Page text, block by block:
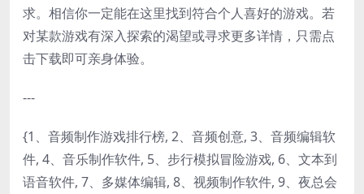
求。相信你一定能在这里找到符合个人喜好的游戏。若
对某款游戏有深入探索的渴望或寻求更多详情，只需点
击下载即可亲身体验。
---
{1、音频制作游戏排行榜, 2、音频创意, 3、音频编辑软
件, 4、音乐制作软件, 5、步行模拟冒险游戏, 6、文本到
语音软件, 7、多媒体编辑, 8、视频制作软件, 9、夜总会